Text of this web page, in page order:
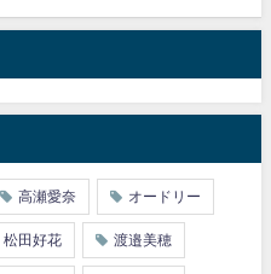
高瀬愛奈 オードリー
松田好花 渡邉美穂